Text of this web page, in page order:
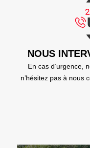
NOUS
En cas d’urgence,
n’hésitez pas à nous